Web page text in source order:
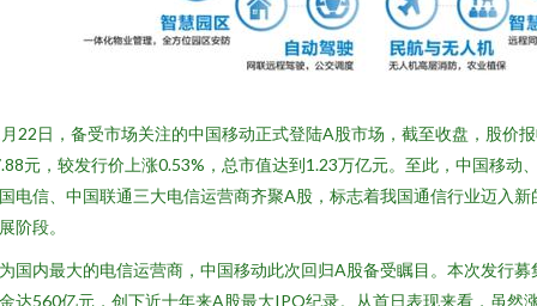
22日，备受市场关注的中国移动正式登陆A股市场，截至收盘，股价
元，较发行价上涨0.53%，总市值达到1.23万亿元。至此，中国移动
电信、中国联通三大电信运营商齐聚A股，标志着我国通信行业迈入新
阶段。
国内最大的电信运营商，中国移动此次回归A股备受瞩目。本次发行募
达560亿元，创下近十年来A股最大IPO纪录。从首日表现来看，虽然